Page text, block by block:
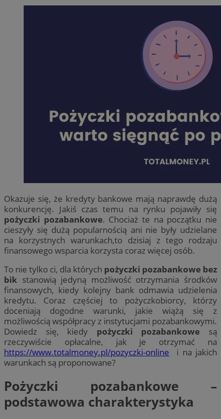
Okazuje się, że kredyty bankowe mają naprawdę dużą
konkurencję. Jakiś czas temu na rynku pojawiły się
pożyczki pozabankowe. Chociaż te na początku nie
cieszyły się dużą popularnością ani nie były udzielane
na korzystnych warunkach,to dzisiaj z tego rodzaju
finansowego wsparcia korzysta coraz więcej osób.
To nie tylko ci, dla których pożyczki pozabankowe bez
bik stanowią jedyną możliwość otrzymania środków
finansowych, kiedy kolejny bank odmawia udzielenia
kredytu. Coraz częściej to pożyczkobiorcy, którzy
doceniają dogodne warunki, jakie wiążą się z
możliwością współpracy z instytucjami pozabankowymi.
Dowiedz się, kiedy pożyczki pozabankowe są
rzeczywiście opłacalne, jak je otrzymać na
https://www.totalmoney.pl/pozyczki-online i na jakich
warunkach są proponowane?
Pożyczki pozabankowe –
podstawowa charakterystyka